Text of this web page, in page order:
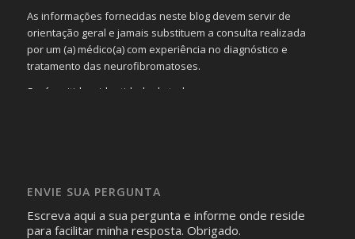
As informações fornecidas neste blog devem servir de
orientação geral e jamais substituem a consulta realizada
por um (a) médico(a) com experiência no diagnóstico e
tratamento das neurofibromatoses.
Será omitida a identidade de todas as pessoas que
identificação da pessoa fotografada.
ENVIE SUA PERGUNTA
Escreva aqui a sua pergunta e informe onde reside
para facilitar minha resposta. Obrigado.